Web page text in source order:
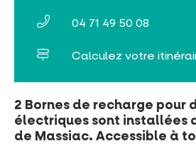
2 Bornes de recharge pour
électriques sont installées
de Massiac. Accessible à
04 71 49 50 08
Calculez votre